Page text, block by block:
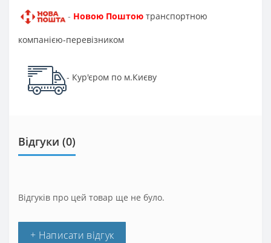
- Новою Поштою транспортною
компанією-перевізником
- Кур'єром по м.Києву
Відгуки (0)
Відгуків про цей товар ще не було.
+ Написати відгук